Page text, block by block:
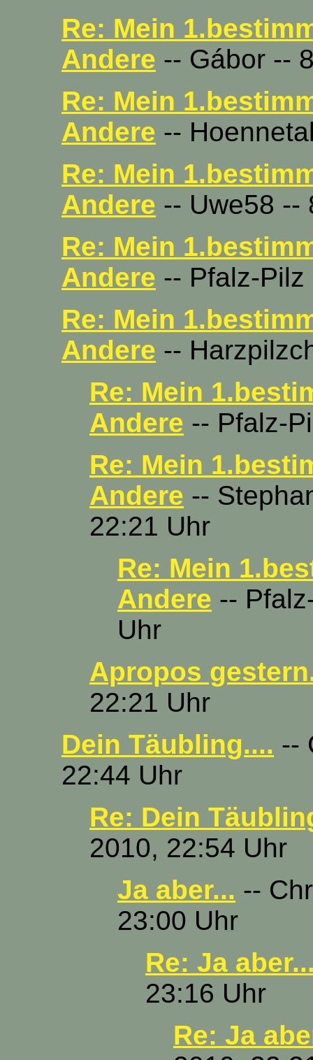
Re: Mein
Andere -- Gábor --
Re: Mein
Andere --
Re: Mein
Andere -- Uwe58 --
Re: Mein
Andere -- Pfalz-
Re: Mein
Andere --
Re: Mein
Andere -- Pfalz-
Re: Mein
Andere --
22:21 Uhr
Re: Mein
Andere --
Uhr
Apropos
22:21 Uhr
Dein Täubling.... --
22:44 Uhr
Re: Dein
2010, 22:54 Uhr
Ja aber... --
23:00 Uhr
Re: Ja
23:16 Uhr
Re: Ja